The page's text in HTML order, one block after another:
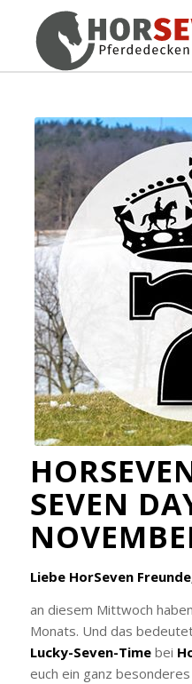
SEVEN
Liebe HorSeven
an diesem Mittwoch
Monats. Und das
Lucky-Seven-Timebei
euch ein ganz